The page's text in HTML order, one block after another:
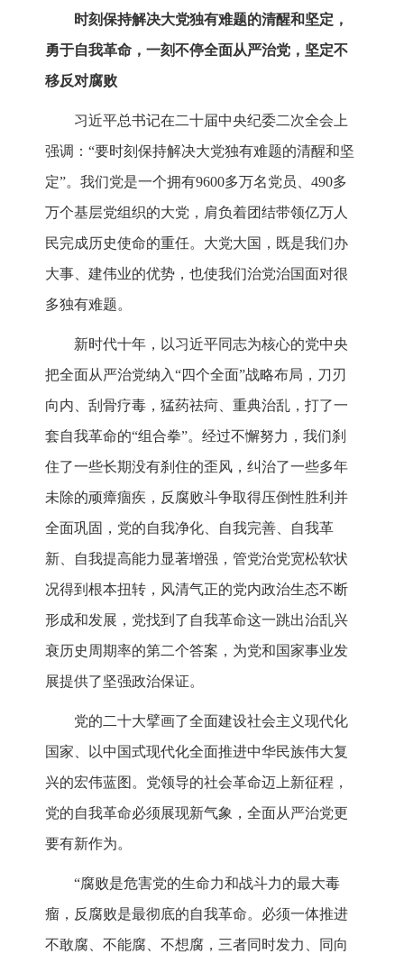
时刻保持解决大党独有难题的清醒和坚定，
勇于自我革命，一刻不停全面从严治党，坚定不
移反对腐败
习近平总书记在二十届中央纪委二次全会上
强调：“要时刻保持解决大党独有难题的清醒和坚
定”。我们党是一个拥有9600多万名党员、490多
万个基层党组织的大党，肩负着团结带领亿万人
民完成历史使命的重任。大党大国，既是我们办
大事、建伟业的优势，也使我们治党治国面对很
多独有难题。
新时代十年，以习近平同志为核心的党中央
把全面从严治党纳入“四个全面”战略布局，刀刃
向内、刮骨疗毒，猛药祛疴、重典治乱，打了一
套自我革命的“组合拳”。经过不懈努力，我们刹
住了一些长期没有刹住的歪风，纠治了一些多年
未除的顽瘴痼疾，反腐败斗争取得压倒性胜利并
全面巩固，党的自我净化、自我完善、自我革
新、自我提高能力显著增强，管党治党宽松软状
况得到根本扭转，风清气正的党内政治生态不断
形成和发展，党找到了自我革命这一跳出治乱兴
衰历史周期率的第二个答案，为党和国家事业发
展提供了坚强政治保证。
党的二十大擘画了全面建设社会主义现代化
国家、以中国式现代化全面推进中华民族伟大复
兴的宏伟蓝图。党领导的社会革命迈上新征程，
党的自我革命必须展现新气象，全面从严治党更
要有新作为。
“腐败是危害党的生命力和战斗力的最大毒
瘤，反腐败是最彻底的自我革命。必须一体推进
不敢腐、不能腐、不想腐，三者同时发力、同向